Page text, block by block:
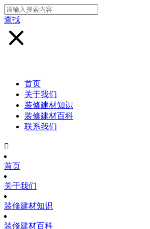
查找
首页
关于我们
装修建材知识
装修建材百科
联系我们

首页
关于我们
装修建材知识
装修建材百科